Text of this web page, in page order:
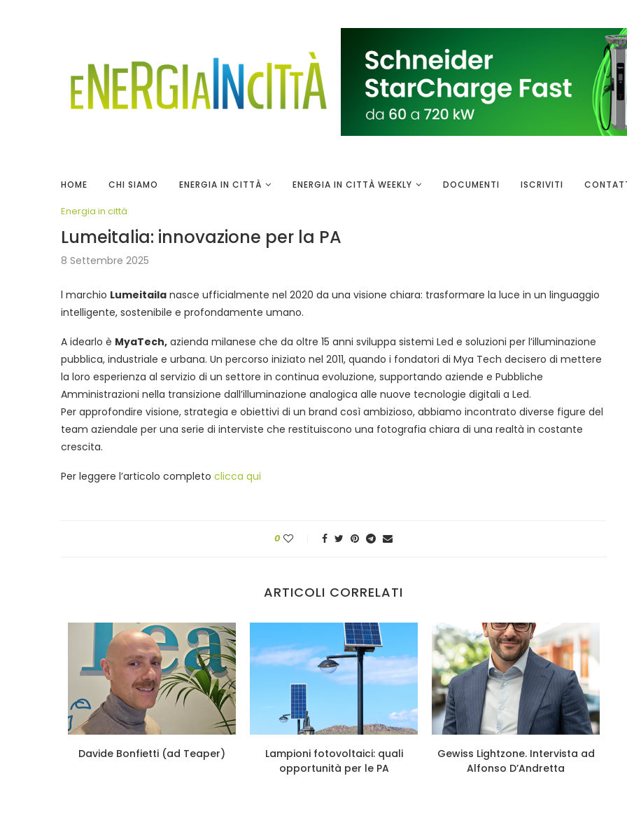
HOME CHI SIAMO ENERGIA IN CITTÀ ENERGIA IN CITTÀ WEEKLY DOCUMENTI ISCRIVITI
Energia in città
Lumeitalia: innovazione per la PA
8 Settembre 2025
l marchio Lumeitaila nasce ufficialmente nel 2020 da una visione chiara: trasformare la luce in un linguaggio
intelligente, sostenibile e profondamente umano.
A idearlo è MyaTech, azienda milanese che da oltre 15 anni sviluppa sistemi Led e soluzioni per l’illuminazione
pubblica, industriale e urbana. Un percorso iniziato nel 2011, quando i fondatori di Mya Tech decisero di mettere
la loro esperienza al servizio di un settore in continua evoluzione, supportando aziende e Pubbliche
Amministrazioni nella transizione dall’illuminazione analogica alle nuove tecnologie digitali a Led.
Per approfondire visione, strategia e obiettivi di un brand così ambizioso, abbiamo incontrato diverse figure del
team aziendale per una serie di interviste che restituiscono una fotografia chiara di una realtà in costante
crescita.
Per leggere l’articolo completo clicca qui
0
ARTICOLI CORRELATI
Davide Bonfietti (ad Teaper)
Lampioni fotovoltaici: quali
opportunità per le PA
Gewiss Lightzone. Intervista ad
Alfonso D’Andretta